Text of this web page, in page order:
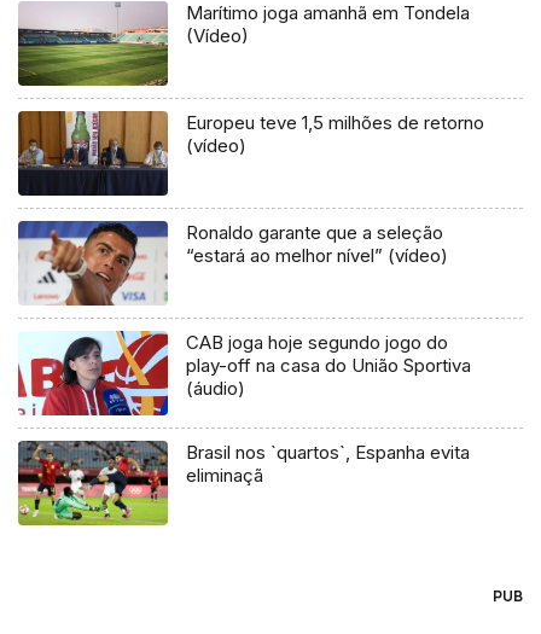
Marítimo joga amanhã em Tondela
(Vídeo)
Europeu teve 1,5 milhões de retorno
(vídeo)
Ronaldo garante que a seleção
“estará ao melhor nível” (vídeo)
CAB joga hoje segundo jogo do
play-off na casa do União Sportiva
(áudio)
Brasil nos `quartos`, Espanha evita
eliminaçã
PUB